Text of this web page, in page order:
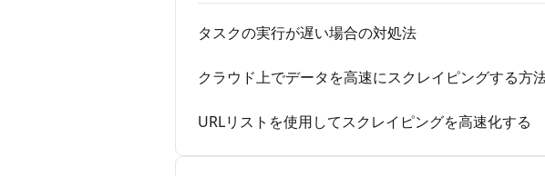
タスクの実行が遅い場合の対処法
クラウド上でデータを高速にスクレイピングする方
URLリストを使用してスクレイピングを高速化する